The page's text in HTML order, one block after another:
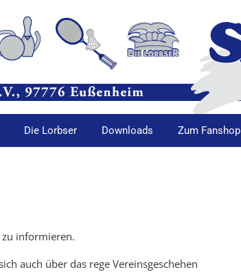
Die Lorbser Downloads Zum Fanshop
zu informieren.
auch über das rege Vereinsgeschehen